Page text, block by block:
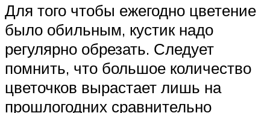
Для того чтобы ежегодно цветение
было обильным, кустик надо
регулярно обрезать. Следует
помнить, что большое количество
цветочков вырастает лишь на
прошлогодних сравнительно